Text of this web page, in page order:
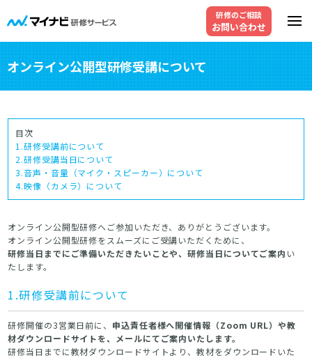
研修のご相談
お問い合わせ
オンライン公開型研修受講について
目次
1.研修受講前について
2.研修受講当日について
3.音声・音量（マイク・スピーカー）について
4.映像（カメラ）について
オンライン公開型研修へご参加いただき、ありがとうございます。
オンライン公開型研修をスムーズにご受講いただくために、
研修当日までにご準備いただきたいことや、研修当日についてご案内 い
たします。
1.研修受講前について
研修開催の3営業日前に、 申込責任者様へ開催情報（Zoom URL）や教
材ダウンロードサイトを、メールにてご案内いたします。
研修当日までに教材ダウンロードサイトより、教材をダウンロードいた